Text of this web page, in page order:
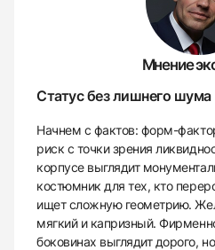
Мнение
Статус без лишнего шума
Начнем с фактов: форм-
риск с точки зрения
корпусе выглядит
костюмник для тех, кто
ищет сложную геометрию.
мягкий и капризный.
боковинах выглядит дорого,